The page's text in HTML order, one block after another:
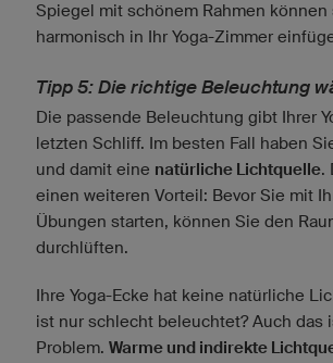
Spiegel mit schönem Rahmen können
harmonisch in Ihr Yoga-Zimmer
Tipp 5: Die richtige Beleuchtung
Die passende Beleuchtung gibt Ihrer
letzten Schliff. Im besten Fall haben
und damit eine natürliche Lichtquelle.
einen weiteren Vorteil: Bevor Sie mit
Übungen starten, können Sie den
durchlüften.
Ihre Yoga-Ecke hat keine natürliche
ist nur schlecht beleuchtet? Auch das
Problem. Warme und indirekte